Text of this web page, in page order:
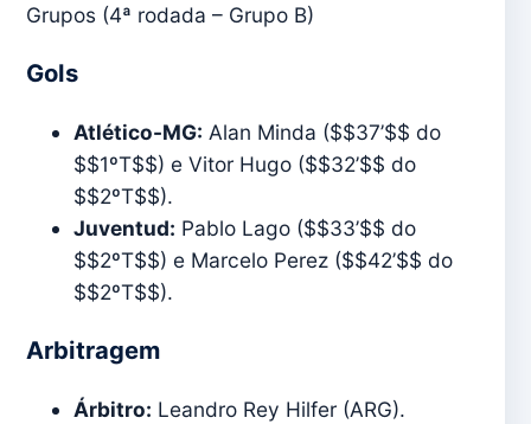
Grupos (4ª rodada – Grupo B)
Gols
Atlético-MG: Alan Minda ($$37’$$ do
$$1ºT$$) e Vitor Hugo ($$32’$$ do
$$2ºT$$).
Juventud: Pablo Lago ($$33’$$ do
$$2ºT$$) e Marcelo Perez ($$42’$$ do
$$2ºT$$).
Arbitragem
Árbitro: Leandro Rey Hilfer (ARG).